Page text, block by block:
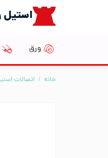
استیل
ورق
خانه / اتصالات